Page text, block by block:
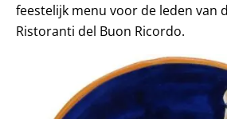
feestelijk menu voor de leden van
Ristoranti del Buon Ricordo.